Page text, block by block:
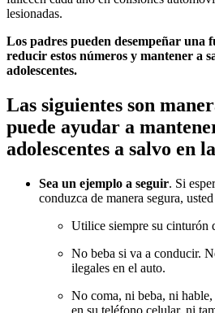
lesionadas.
Los padres pueden desempeñar una
reducir estos números y mantener a
adolescentes.
Las siguientes son
puede ayudar a
adolescentes a salvo en
Sea un ejemplo a seguir. Si
conduzca de manera segura,
Utilice siempre su cinturón
No beba si va a conducir.
ilegales en el auto.
No coma, ni beba, ni
en su teléfono celular, ni